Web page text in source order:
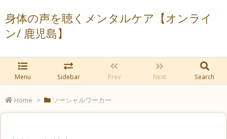
身体の声を聴くメンタルケア【オンライ
ン/ 鹿児島】
Menu Sidebar Prev Next Search
Home > ソーシャルワーカー